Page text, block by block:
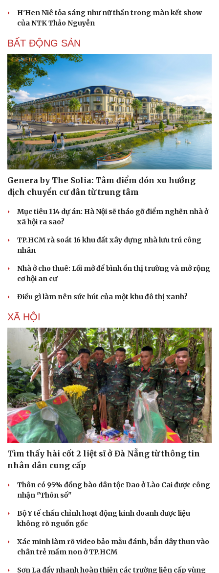
Văn hóa
Sân khấu - Điện ảnh
Văn học
Âm nhạc
Di sản
Nghệ sĩ
Thời trang
H'Hen Niê tỏa sáng như nữ thần trong màn kết show
của NTK Thảo Nguyễn
BẤT ĐỘNG SẢN
Genera by The Solia: Tâm điểm đón xu hướng
dịch chuyển cư dân từ trung tâm
Mục tiêu 114 dự án: Hà Nội sẽ tháo gỡ điểm nghẽn nhà ở
xã hội ra sao?
TP.HCM rà soát 16 khu đất xây dựng nhà lưu trú công
nhân
Nhà ở cho thuê: Lối mở để bình ổn thị trường và mở rộng
cơ hội an cư
Điều gì làm nên sức hút của một khu đô thị xanh?
XÃ HỘI
Tìm thấy hài cốt 2 liệt sĩ ở Đà Nẵng từ thông tin
nhân dân cung cấp
Thôn có 95% đồng bào dân tộc Dao ở Lào Cai được công
nhận "Thôn số"
Bộ Y tế chấn chỉnh hoạt động kinh doanh dược liệu
không rõ nguồn gốc
Xác minh làm rõ video bảo mẫu đánh, bắn dây thun vào
chân trẻ mầm non ở TP.HCM
Sơn La đẩy nhanh hoàn thiện các trường liên cấp vùng